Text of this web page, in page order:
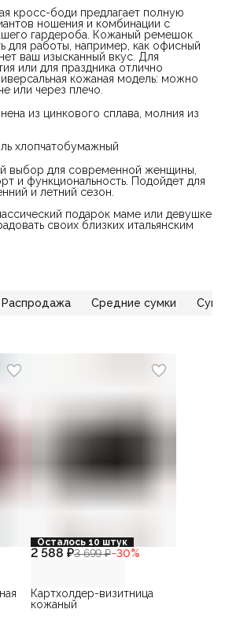
кросс-боди предлагает полную
ношения и комбинации с
гардероба. Кожаный ремешок
для работы, например, как офисный
ваш изысканный вкус. Для
или для праздника отлично
кожаная модель: можно
или через плечо.
из цинкового сплава, молния из
хлопчатобумажный
выбор для современной женщины,
и функциональность. Подойдет для
и летний сезон.
подарок маме или девушке
своих близких итальянским
Распродажа Средние сумки
Осталось 10 штук
2 588 ₽3 699 ₽−30%
Картхолдер-визитница
кожаный